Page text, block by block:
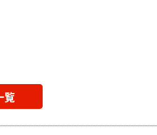
覧